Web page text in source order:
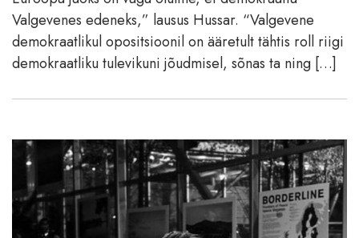
Valgevenes edeneks,” lausus Hussar. “Valgevene
demokraatlikul opositsioonil on ääretult tähtis roll riigi
demokraatliku tulevikuni jõudmisel, sõnas ta ning […]